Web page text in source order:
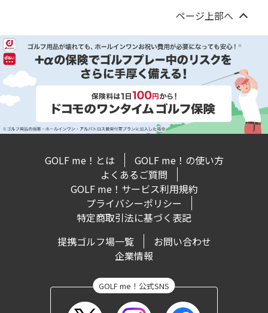
ページ上部へ
GOLF me！とは
GOLF me！の使い方
よくあるご質問
GOLF me！サービス利用規約
プライバシーポリシー
特定商取引法に基づく表記
提携ゴルフ場一覧
お問い合わせ
企業情報